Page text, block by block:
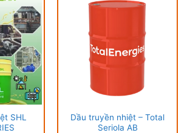
SHL
Dầu truyền nhiệt – Total
Seriola AB